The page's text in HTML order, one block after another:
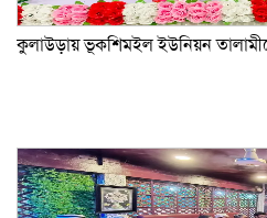
কুলাউড়ায় ভূকশিমইল ইউনিয়ন